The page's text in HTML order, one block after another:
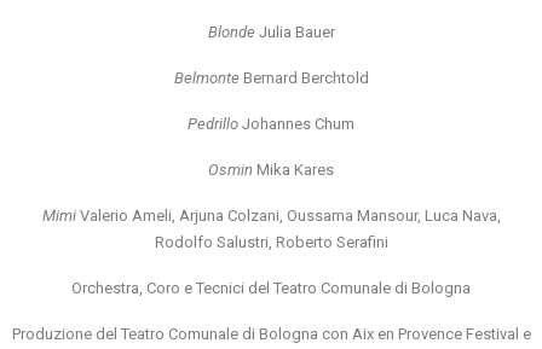
Blonde Julia Bauer
Belmonte Bernard Berchtold
Pedrillo Johannes Chum
Osmin Mika Kares
Mimi Valerio Ameli, Arjuna Colzani, Oussama Mansour, Luca Nava,
Rodolfo Salustri, Roberto Serafini
Orchestra, Coro e Tecnici del Teatro Comunale di Bologna
Produzione del Teatro Comunale di Bologna con Aix en Provence Festival e